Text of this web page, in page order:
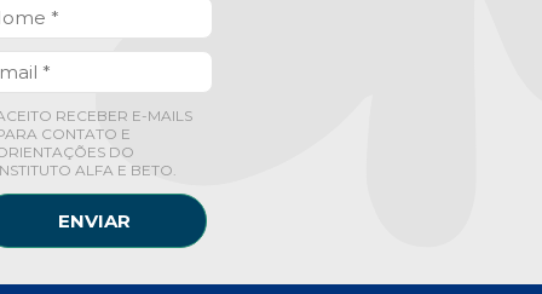
RECEBER E-MAILS
CONTATO E
DO
ALFA E BETO.
ENVIAR